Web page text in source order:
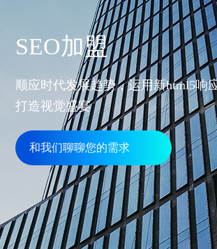
品
服
行
解
方
网
改
版
务
案
关
SEO加盟
顺应时代发展趋势，运用新html5响
打造视觉盛宴
和我们聊聊您的需求